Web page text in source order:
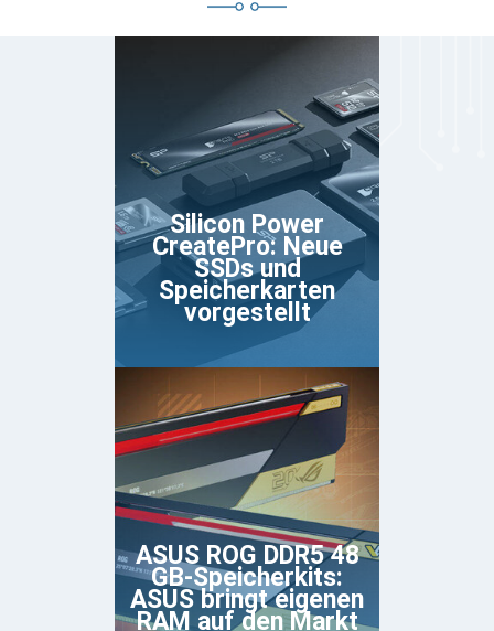
Silicon Power
CreatePro: Neue
SSDs und
Speicherkarten
vorgestellt
ASUS ROG DDR5 48
GB-Speicherkits:
ASUS bringt eigenen
RAM auf den Markt